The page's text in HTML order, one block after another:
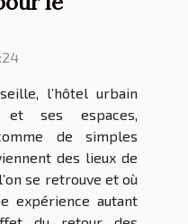
l’hôtel urbain
et ses espaces,
de simples
des lieux de
se retrouve et où
expérience autant